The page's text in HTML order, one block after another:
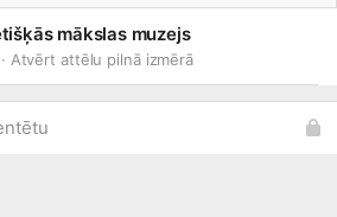
mākslas muzejs
· Atvērt attēlu pilnā izmērā